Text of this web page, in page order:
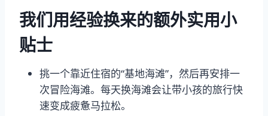
我们用经验换来的额外实用小
贴士
挑一个靠近住宿的“基地海滩”，然后再安排一
次冒险海滩。每天换海滩会让带小孩的旅行快
速变成疲惫马拉松。